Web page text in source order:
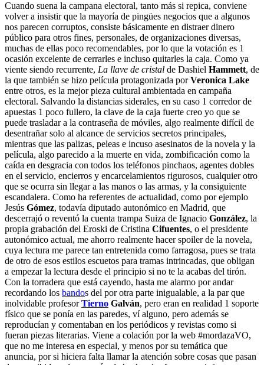
Cuando suena la campana electoral, tanto más si repica, conviene
volver a insistir que la mayoría de pingües negocios que a algunos
nos parecen corruptos, consiste básicamente en distraer dinero
público para otros fines, personales, de organizaciones diversas,
muchas de ellas poco recomendables, por lo que la votación es 1
ocasión excelente de cerrarles e incluso quitarles la caja. Como ya
viente siendo recurrente, La llave de cristal de Dashiel Hammett, de
la que también se hizo película protagonizada porVeronica Lake
entre otros, es la mejor pieza cultural ambientada en campaña
electoral. Salvando la distancias siderales, en su caso 1 corredor de
apuestas 1 poco fullero, la clave de la caja fuerte creo yo que se
puede trasladar a la contraseña de móviles, algo realmente difícil de
desentrañar solo al alcance de servicios secretos principales,
mientras que las palizas, peleas e incuso asesinatos de la novela y la
película, algo parecido a la muerte en vida, zombificación como la
caída en desgracia con todos los teléfonos pinchaos, agentes dobles
en el servicio, encierros y encarcelamientos rigurosos, cualquier otro
que se ocurra sin llegar a las manos o las armas, y la consiguiente
escandalera. Como ha referentes de actualidad, como por ejemplo
Jesús Gómez, todavía diputado autonómico en Madrid, que
descerrajó o reventó la cuenta trampa Suiza de Ignacio González, la
propia grabación del Eroski de Cristina Cifuentes, o el presidente
autonómico actual, me ahorro realmente hacer spoiler de la novela,
cuya lectura me parece tan entretenida como farragosa, pues se trata
de otro de esos estilos escuetos para tramas intrincadas, que obligan
a empezar la lectura desde el principio si no te la acabas del tirón.
Con la torradera que está cayendo, hasta me alarmo por andar
recordando los bandos del por otra parte inigualable, a la par que
inolvidable profesorTierno Galván, pero eran en realidad 1 soporte
físico que se ponía en las paredes, ví alguno, pero además se
reproducían y comentaban en los periódicos y revistas como si
fueran piezas literarias. Viene a colación por la web #mordazaVO,
que no me interesa en especial, y menos por su temática que
anuncia, por si hiciera falta llamar la atención sobre cosas que pasan